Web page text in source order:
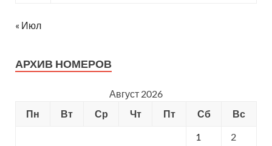
« Июл
АРХИВ НОМЕРОВ
Август 2026
Пн
Вт Ср Чт Пт Сб
Вс
1
2